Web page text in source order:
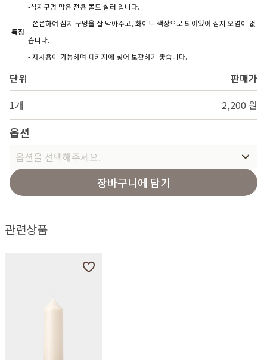
특징
-심지구멍 막음 전용 몰드 실러 입니다.
- 쫀쫀하여 심지 구멍을 잘 막아주고, 화이트 색상으로 되어있어 심지 오염이 없
습니다.
- 재사용이 가능하며 패키지에 넣어 보관하기 좋습니다.
단위
판매가
1개
2,200 원
옵션
옵션을 선택해주세요.
장바구니에 담기
관련상품